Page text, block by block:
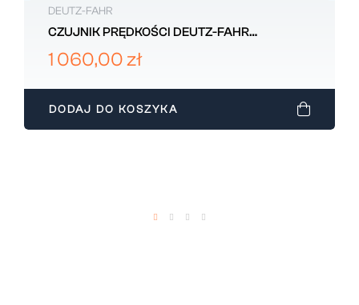
DEUTZ-FAHR
CZUJNIK PRĘDKOŚCI DEUTZ-FAHR
04210925
1 060,00 zł
DODAJ DO KOSZYKA